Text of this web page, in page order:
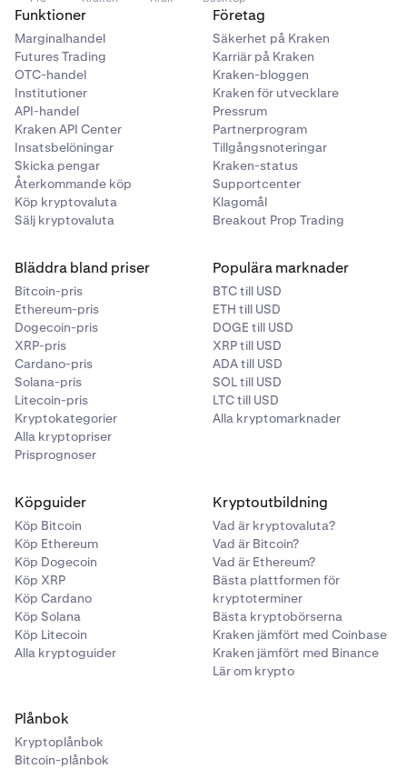
Funktioner
Marginalhandel
Futures Trading
OTC-handel
Institutioner
API-handel
Kraken API Center
Insatsbelöningar
Skicka pengar
Återkommande köp
Köp kryptovaluta
Sälj kryptovaluta
Företag
Säkerhet på Kraken
Karriär på Kraken
Kraken-bloggen
Kraken för utvecklare
Pressrum
Partnerprogram
Tillgångsnoteringar
Kraken-status
Supportcenter
Klagomål
Breakout Prop Trading
Bläddra bland priser
Bitcoin-pris
Ethereum-pris
Dogecoin-pris
XRP-pris
Cardano-pris
Solana-pris
Litecoin-pris
Kryptokategorier
Alla kryptopriser
Prisprognoser
Populära marknader
BTC till USD
ETH till USD
DOGE till USD
XRP till USD
ADA till USD
SOL till USD
LTC till USD
Alla kryptomarknader
Köpguider
Köp Bitcoin
Köp Ethereum
Köp Dogecoin
Köp XRP
Köp Cardano
Köp Solana
Köp Litecoin
Alla kryptoguider
Kryptoutbildning
Vad är kryptovaluta?
Vad är Bitcoin?
Vad är Ethereum?
Bästa plattformen för
kryptoterminer
Bästa kryptobörserna
Kraken jämfört med Coinbase
Kraken jämfört med Binance
Lär om krypto
Plånbok
Kryptoplånbok
Bitcoin-plånbok